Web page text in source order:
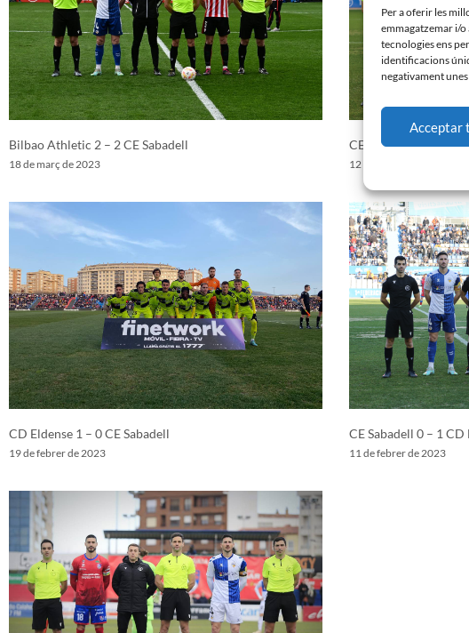
Per a oferir les
emmagatzemar i/
tecnologies ens
identificacions
negativament
Acceptar
Bilbao Athletic 2 – 2 CE Sabadell
18 de març de 2023
CE Sabadell 0 – 0
12 de març de 2023
CD Eldense 1 – 0 CE Sabadell
19 de febrer de 2023
CE Sabadell 0 – 1
11 de febrer de 2023